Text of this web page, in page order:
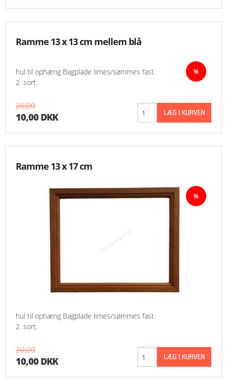
Ramme 13 x 13 cm mellem blå
hul til ophæng Bagplade limes/sømmes fast.
2. sort.
20,00
10,00 DKK
Ramme 13 x 17 cm
hul til ophæng Bagplade limes/sømmes fast.
2. sort.
20,00
10,00 DKK